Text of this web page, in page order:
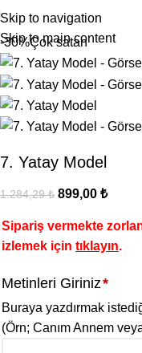
Skip to navigation
Skip to main content
-30%Çok satan
7. Yatay Model
1.284,29₺ 899,00 ₺
Sipariş vermekte
izlemek için tıklayın.
Metinleri Giriniz*
Buraya yazdırmak
(Örn; Canım Annem